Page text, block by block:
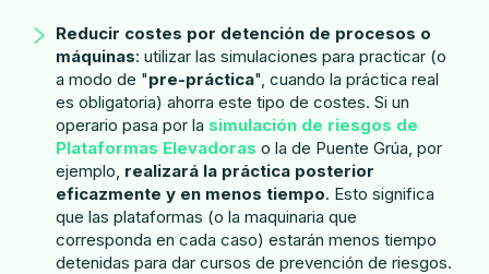
Reducir costes por detención de procesos o
máquinas: utilizar las simulaciones para practicar (o
a modo de "pre-práctica", cuando la práctica real
es obligatoria) ahorra este tipo de costes. Si un
operario pasa por la simulación de riesgos de
Plataformas Elevadoras o la de Puente Grúa, por
ejemplo, realizará la práctica posterior
eficazmente y en menos tiempo. Esto significa
que las plataformas (o la maquinaria que
corresponda en cada caso) estarán menos tiempo
detenidas para dar cursos de prevención de riesgos.